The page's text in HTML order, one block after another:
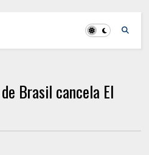
Brasil cancela El